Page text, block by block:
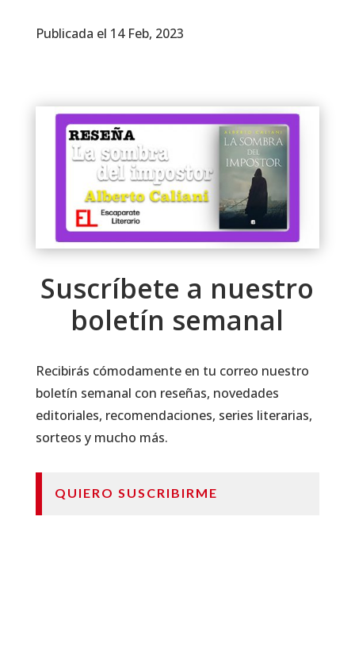
Publicada el 14 Feb, 2023
Suscríbete a nuestro
boletín semanal
Recibirás cómodamente en tu correo nuestro
boletín semanal con reseñas, novedades
editoriales, recomendaciones, series literarias,
sorteos y mucho más.
QUIERO SUSCRIBIRME